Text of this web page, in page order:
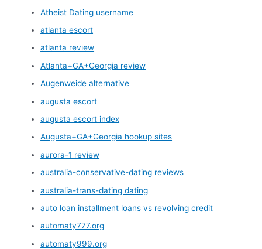
Atheist Dating username
atlanta escort
atlanta review
Atlanta+GA+Georgia review
Augenweide alternative
augusta escort
augusta escort index
Augusta+GA+Georgia hookup sites
aurora-1 review
australia-conservative-dating reviews
australia-trans-dating dating
auto loan installment loans vs revolving credit
automaty777.org
automaty999.org